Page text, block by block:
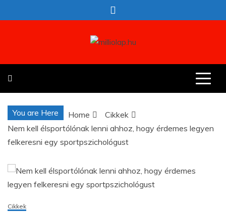
to
milliolap.hu
You are Here Home
Cikkek
Nem kell élsportólónak lenni ahhoz, hogy érdemes legyen
felkeresni egy sportpszichológust
Cikkek